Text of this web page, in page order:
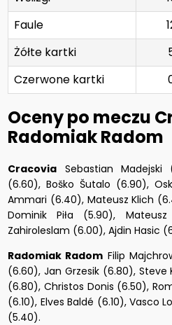
Faule
Żółte kartki
Czerwone kartki
Oceny po meczu
Radomiak Radom
Cracovia Sebastian Madejski
(6.60), Boško Šutalo (6.90),
Ammari (6.40), Mateusz Klich
Dominik Piła (5.90),
Zahiroleslam (6.00), Ajdin Hasic
Radomiak Radom Filip
(6.60), Jan Grzesik (6.80),
(6.80), Christos Donis (6.50),
(6.10), Elves Baldé (6.10), Vasco
(5.40).